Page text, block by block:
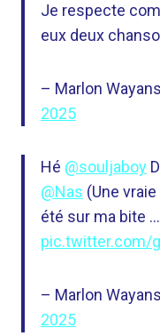
Je respecte
eux deux
– Marlon
2025
Hé @souljaboy
@Nas (Une
été sur ma bite
pic.twitter.com/
– Marlon
2025